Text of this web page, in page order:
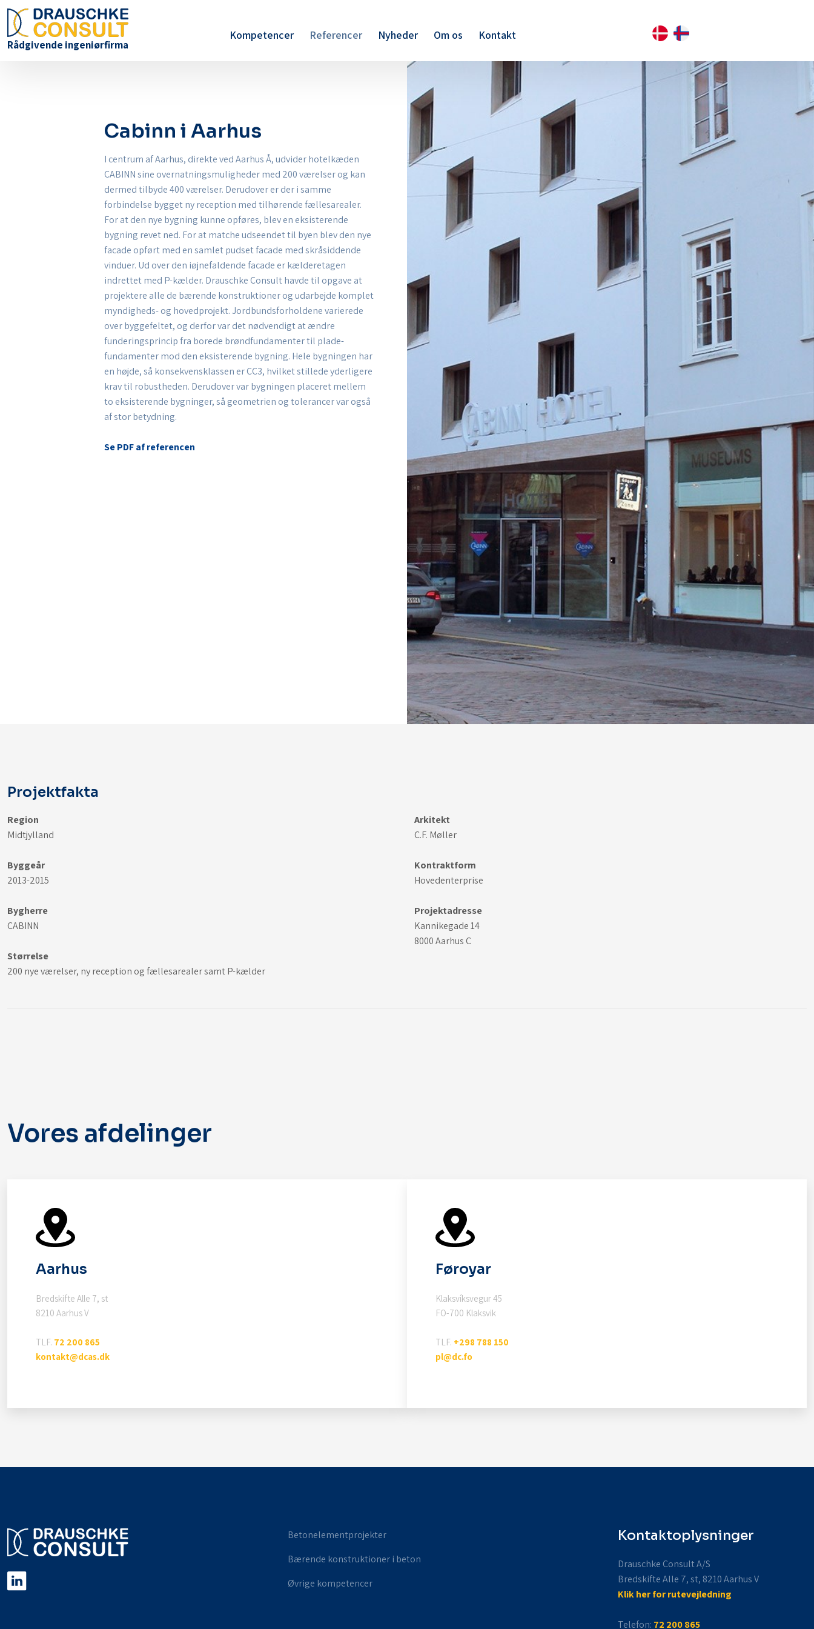
​Rådgivende ingeniørfirma
Kompetencer Referencer Nyheder Om os Kontakt
Cabinn i Aarhus
I centrum af Aarhus, direkte ved Aarhus Å, udvider hotelkæden
CABINN sine overnatnings­muligheder med 200 værelser og kan
dermed tilbyde 400 værelser. Derudover er der i samme
forbindelse bygget ny reception med tilhørende fællesarealer.
For at den nye bygning kunne opføres, blev en eksisterende
bygning revet ned. For at matche udseendet til byen blev den nye
facade opført med en samlet pudset facade med skråsiddende
vinduer. Ud over den iøjnefaldende facade er kælderetagen
indrettet med P-kælder. Drauschke Consult havde til opgave at
projektere alle de bærende konstruktioner og udarbejde komplet
myndigheds- og hovedprojekt. Jordbundsforholdene varierede
over byggefeltet, og derfor var det nødvendigt at ændre
funderingsprincip fra borede brøndfundamenter til plade­
fundamenter mod den eksisterende bygning. Hele bygningen har
en højde, så konsekvensklassen er CC3, hvilket stillede yderligere
krav til robustheden. Derudover var bygningen placeret mellem
to eksisterende bygninger, så geometrien og tolerancer var også
af stor betydning.​
Se PDF af referencen
Projektfakta
Region
Midtjylland
Byggeår
2013-2015
Bygherre
CABINN
Størrelse
200 nye værelser, ny reception og fællesarealer samt P-kælder
Arkitekt
C.F. Møller
Kontraktform
Hovedenterprise
Projektadresse
Kannikegade 14
8000 Aarhus C
Vores afdelinger
Aarhus
Bredskifte Alle 7, st
8210 Aarhus V
TLF. 72 200 865
kontakt@dcas.dk
Føroyar
Klaksvíksvegur 45
FO-700 Klaksvik
TLF. +298 788 150
pl@dc.fo
Betonelementprojekter
Bærende konstruktioner i beton
Øvrige kompetencer
Kontaktoplysninger
Drauschke Consult A/S
Bredskifte Alle 7, st, 8210 Aarhus V
Klik her for rutevejledning
Telefon: 72 200 865